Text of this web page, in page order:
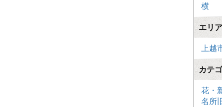
横
エリア
上越
カテ
花・
名所